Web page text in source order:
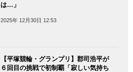
は…」
2025年 12月30日 12:53
【平塚競輪・グランプリ】郡司浩平が
６回目の挑戦で初制覇「寂しい気持ち